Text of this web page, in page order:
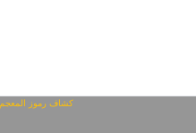
كشاف رموز المعجم